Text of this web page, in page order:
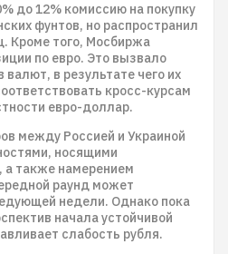
до 12% комиссию на покупку
фунтов, но распространил
Кроме того, Мосбиржа
по евро. Это вызвало
валют, в результате чего их
кросс-курсам
евро-доллар.
между Россией и Украиной
носящими
а также намерением
раунд может
недели. Однако пока
начала устойчивой
слабость рубля.